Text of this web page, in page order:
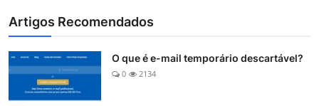
Artigos Recomendados
O que é e-mail temporário descartável?
0 2134